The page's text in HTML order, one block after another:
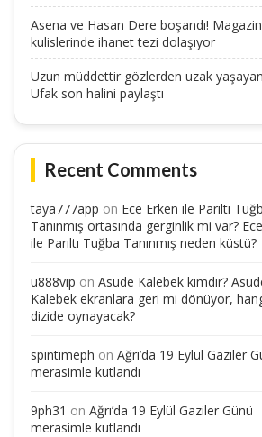
Asena ve Hasan Dere boşandı! Magazin
kulislerinde ihanet tezi dolaşıyor
Uzun müddettir gözlerden uzak
Ufak son halini paylaştı
Recent Comments
taya777app on Ece Erken ile Parıltı
Tanınmış ortasında gerginlik mi var?
ile Parıltı Tuğba Tanınmış neden küstü?
u888vip on Asude Kalebek kimdir?
Kalebek ekranlara geri mi dönüyor,
dizide oynayacak?
spintimeph on Ağrı’da 19 Eylül Gaziler
merasimle kutlandı
9ph31 on Ağrı’da 19 Eylül Gaziler Günü
merasimle kutlandı